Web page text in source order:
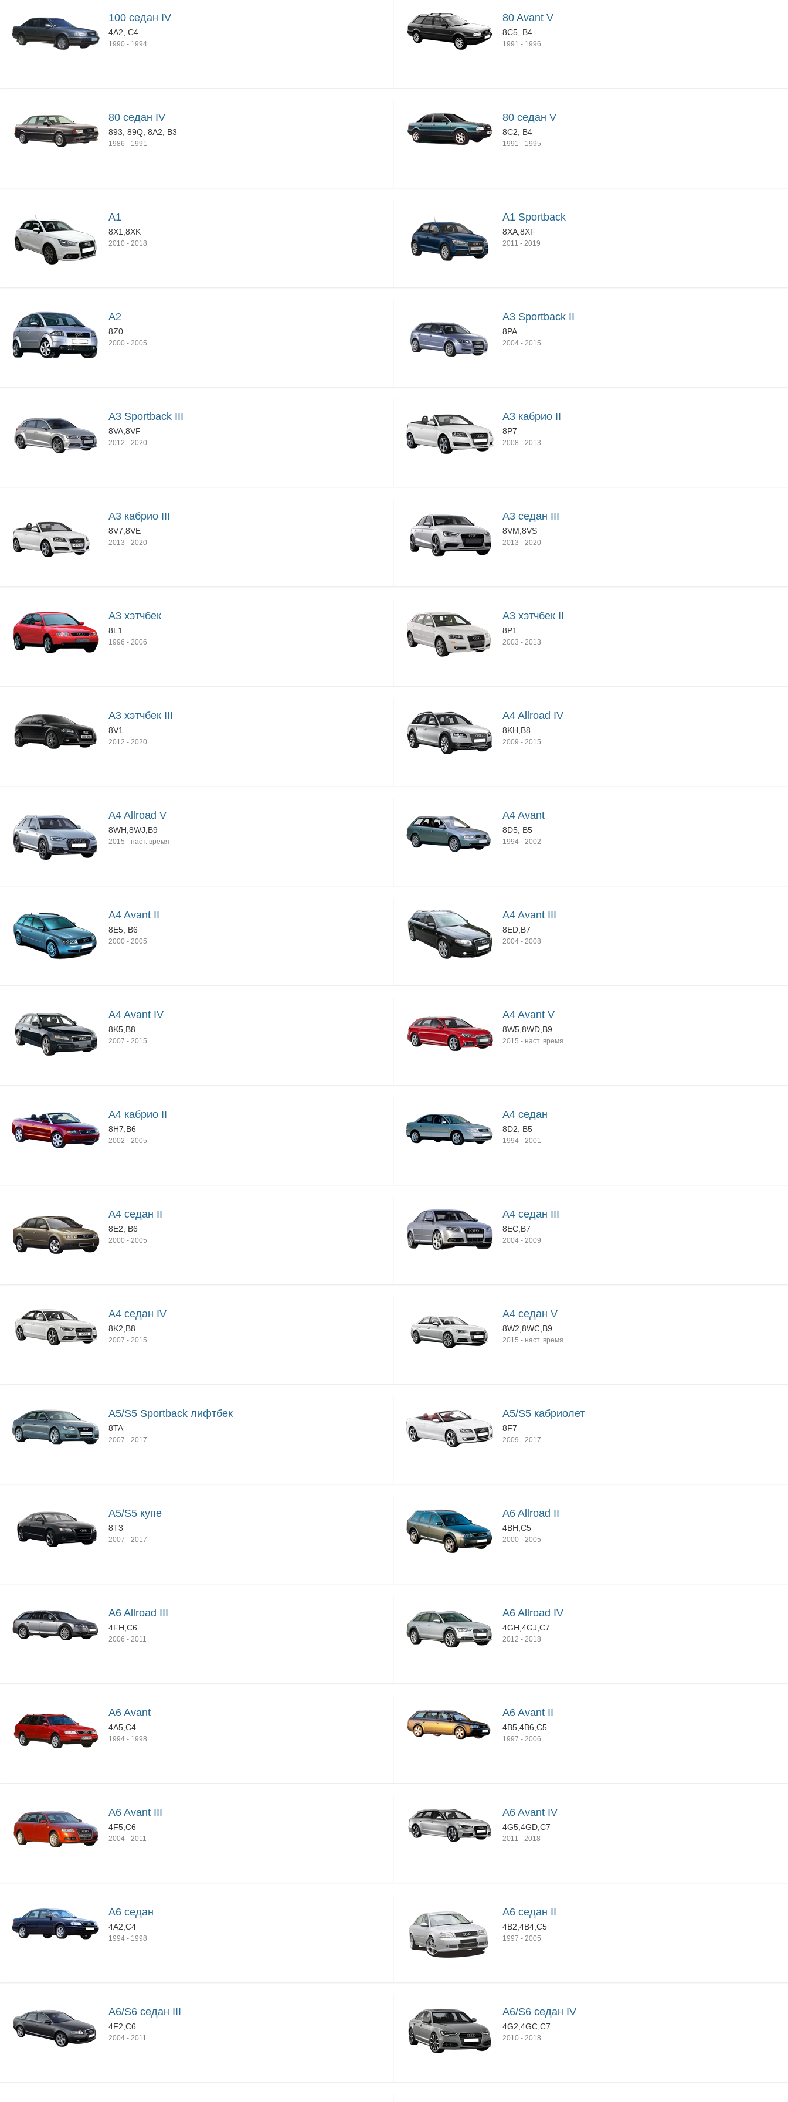
100 седан IV
4A2, C4
1990 - 1994
80 Avant V
8C5, B4
1991 - 1996
80 седан IV
893, 89Q, 8A2, B3
1986 - 1991
80 седан V
8C2, B4
1991 - 1995
A1
8X1,8XK
2010 - 2018
A1 Sportback
8XA,8XF
2011 - 2019
A2
8Z0
2000 - 2005
A3 Sportback II
8PA
2004 - 2015
A3 Sportback III
8VA,8VF
2012 - 2020
A3 кабрио II
8P7
2008 - 2013
A3 кабрио III
8V7,8VE
2013 - 2020
A3 седан III
8VM,8VS
2013 - 2020
A3 хэтчбек
8L1
1996 - 2006
A3 хэтчбек II
8P1
2003 - 2013
A3 хэтчбек III
8V1
2012 - 2020
A4 Allroad IV
8KH,B8
2009 - 2015
A4 Allroad V
8WH,8WJ,B9
2015 - наст. время
A4 Avant
8D5, B5
1994 - 2002
A4 Avant II
8E5, B6
2000 - 2005
A4 Avant III
8ED,B7
2004 - 2008
A4 Avant IV
8K5,B8
2007 - 2015
A4 Avant V
8W5,8WD,B9
2015 - наст. время
A4 кабрио II
8H7,B6
2002 - 2005
A4 седан
8D2, B5
1994 - 2001
A4 седан II
8E2, B6
2000 - 2005
A4 седан III
8EC,B7
2004 - 2009
A4 седан IV
8K2,B8
2007 - 2015
A4 седан V
8W2,8WC,B9
2015 - наст. время
A5/S5 Sportback лифтбек
8TA
2007 - 2017
A5/S5 кабриолет
8F7
2009 - 2017
A5/S5 купе
8T3
2007 - 2017
A6 Allroad II
4BH,C5
2000 - 2005
A6 Allroad III
4FH,C6
2006 - 2011
A6 Allroad IV
4GH,4GJ,C7
2012 - 2018
A6 Avant
4A5,C4
1994 - 1998
A6 Avant II
4B5,4B6,C5
1997 - 2006
A6 Avant III
4F5,C6
2004 - 2011
A6 Avant IV
4G5,4GD,C7
2011 - 2018
A6 седан
4A2,C4
1994 - 1998
A6 седан II
4B2,4B4,C5
1997 - 2005
A6/S6 седан III
4F2,C6
2004 - 2011
A6/S6 седан IV
4G2,4GC,C7
2010 - 2018